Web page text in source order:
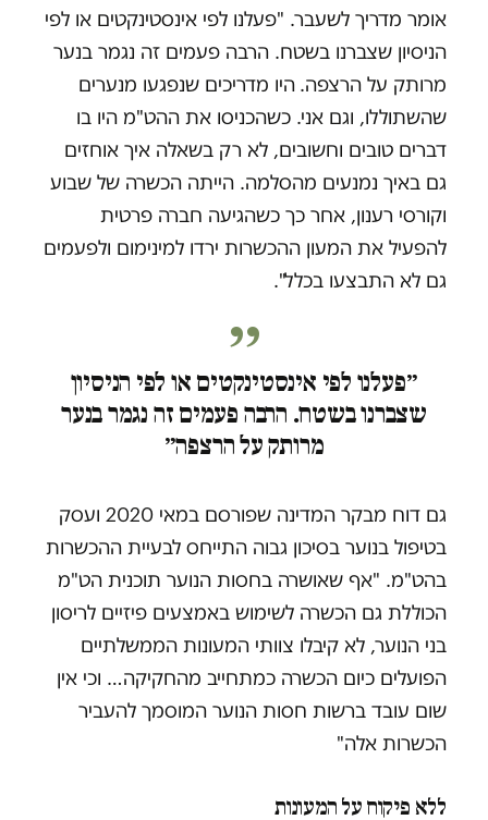
אומר מדריך לשעבר. "פעלנו לפי אינסטינקטים או לפי
הניסיון שצברנו בשטח. הרבה פעמים זה נגמר בנער
מרותק על הרצפה. היו מדריכים שנפגעו מנערים
שהשתוללו, וגם אני. כשהכניסו את ההט"מ היו בו
דברים טובים וחשובים, לא רק בשאלה איך אוחזים
גם באיך נמנעים מהסלמה. הייתה הכשרה של שבוע
וקורסי רענון, אחר כך כשהגיעה חברה פרטית
להפעיל את המעון ההכשרות ירדו למינימום ולפעמים
גם לא התבצעו בכלל".
״פעלנו לפי אינסטינקטים או לפי הניסיון
שצברנו בשטח. הרבה פעמים זה נגמר בנער
מרותק על הרצפה״
גם דוח מבקר המדינה שפורסם במאי 2020 ועסק
בטיפול בנוער בסיכון גבוה התייחס לבעיית ההכשרות
בהט"מ. "אף שאושרה בחסות הנוער תוכנית הט"מ
הכוללת גם הכשרה לשימוש באמצעים פיזיים לריסון
בני הנוער, לא קיבלו צוותי המעונות הממשלתיים
הפועלים כיום הכשרה כמתחייב מהחקיקה… וכי אין
שום עובד ברשות חסות הנוער המוסמך להעביר
הכשרות אלה"
ללא פיקוח על המעונות